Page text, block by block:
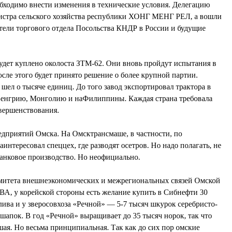
внести изменения в технические условия. Делегацию
сельского хозяйства республики ХОНГ МЕНГ РЕЛ, а вошли
торгового отдела Посольства КНДР в России и будущие
куплено околоста ЗТМ-62. Они вновь пройдут испытания в
этого будет принято решение о более крупной партии.
о тысяче единиц. До того завод экспортировал трактора в
Монголию и наФилиппины. Каждая страна требовала
Омска. На Омсктрансмаше, в частности, по
спеццех, где разводят осетров. Но надо полагать, не
производство. Но неофициально.
внешнеэкономических и межрегиональных связей Омской
у корейской стороны есть желание купить в Сибнефти 30
и у зверосовхоза «Речной» — 5-7 тысяч шкурок серебристо-
В год «Речной» выращивает до 35 тысяч норок, так что
Но весьма принципиальная. Так как до сих пор омские